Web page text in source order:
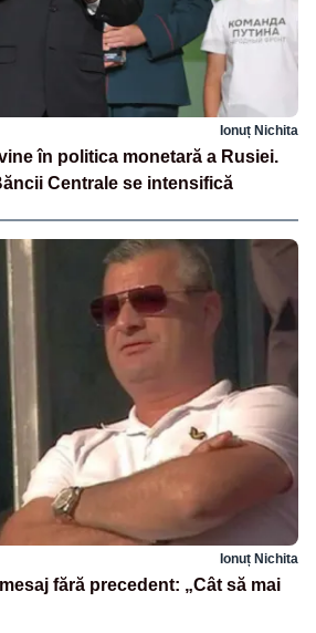
Ionuț Nichita
în politica monetară a Rusiei.
Centrale se intensifică
Ionuț Nichita
fără precedent: „Cât să mai